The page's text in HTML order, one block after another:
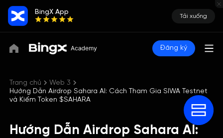
BingX App
Tải xuống
Đăng ký
Trang chủ
Web 3
Hướng Dẫn Airdrop Sahara AI: Cách Tham Gia SIWA Testnet
và Kiếm Token $SAHARA
Hướng Dẫn Airdrop Sahara AI: